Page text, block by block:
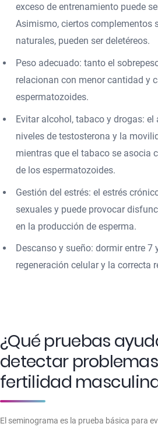
exceso de entrenamiento puede
Asimismo, ciertos complementos
naturales, pueden ser deletéreos.
Peso adecuado: tanto el
relacionan con menor cantidad y
espermatozoides.
Evitar alcohol, tabaco y drogas: el
niveles de testosterona y la
mientras que el tabaco se asocia
de los espermatozoides.
Gestión del estrés: el estrés
sexuales y puede provocar
en la producción de esperma.
Descanso y sueño: dormir entre 7
regeneración celular y la correcta
¿Qué pruebas
detectar
fertilidad
El seminograma es la prueba básica para